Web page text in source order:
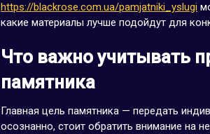
https://blackrose.com.ua/pamjatniki_yslugi
какие материалы лучше подойдут для
Что важно учитывать
памятника
Главная цель памятника — передать
осознанно, стоит обратить внимание на